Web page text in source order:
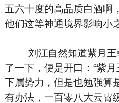
五六十度的高品质白酒啊
他们这等神通境界影响小
刘江自然知道紫月王
了一下，便是开口：“紫
下属势力，但是也勉强算
有办法，一百零八大云霄